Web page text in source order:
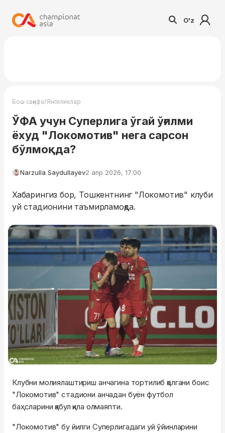
O'z
Бош саҳифа/Янгиликлар
ЎФА учун Суперлига ўгай ўғилми
ёхуд "Локомотив" нега сарсон
бўлмоқда?
Narzulla Saydullayev2 апр 2026, 17:00
Хабарингиз бор, Тошкентнинг "Локомотив" клуби
уй стадионини таъмирламоқда.
Клубни молиялаштириш анчагина тортилиб қолгани боис
"Локомотив" стадиони анчадан буён футбол
баҳсларини қабул қила олмаяпти.
"Локомотив" бу йилги Суперлигадаги уй ўйинларини